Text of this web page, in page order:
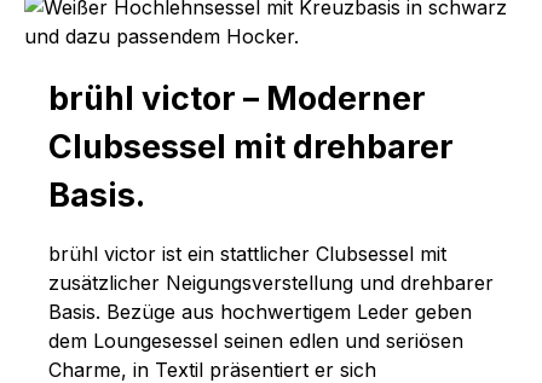
brühl victor – Moderner
Clubsessel mit drehbarer
Basis.
brühl victor ist ein stattlicher Clubsessel mit
zusätzlicher Neigungsverstellung und drehbarer
Basis. Bezüge aus hochwertigem Leder geben
dem Loungesessel seinen edlen und seriösen
Charme, in Textil präsentiert er sich